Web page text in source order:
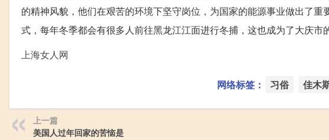
的精神风貌，他们在艰苦的环境下坚守岗位，为国家的能源事业做出了
式，每年冬季都会有很多人前往黑龙江江面进行冬捕，这也成为了大庆市
上海女人网
网络标签： 习俗 佳木
上一篇
美国人过年回家的苦恼是